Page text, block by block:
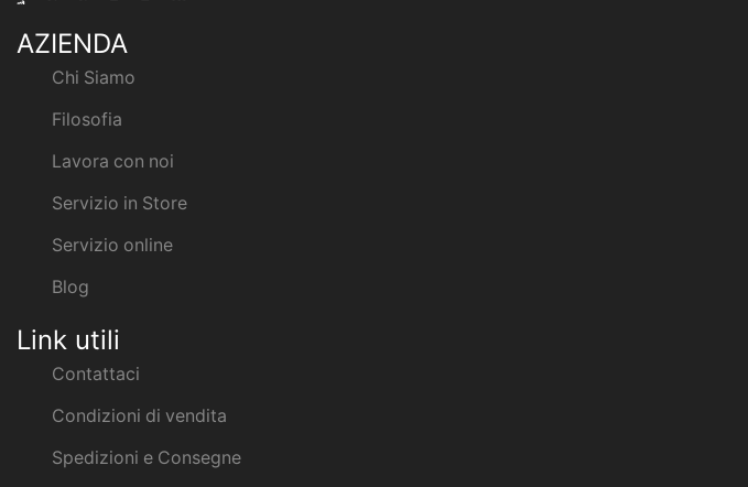
AZIENDA
Chi Siamo
Filosofia
Lavora con noi
Servizio in Store
Servizio online
Blog
Link utili
Contattaci
Condizioni di vendita
Spedizioni e Consegne